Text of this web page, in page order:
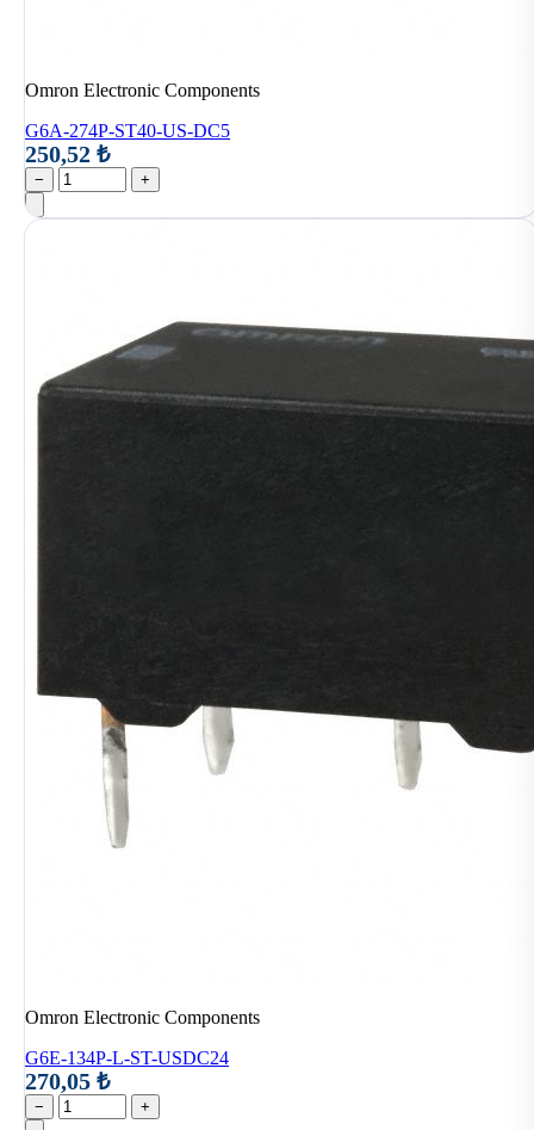
Omron Electronic Components
G6A-274P-ST40-US-DC5
250,52 ₺
− +
Omron Electronic Components
G6E-134P-L-ST-USDC24
270,05 ₺
− +